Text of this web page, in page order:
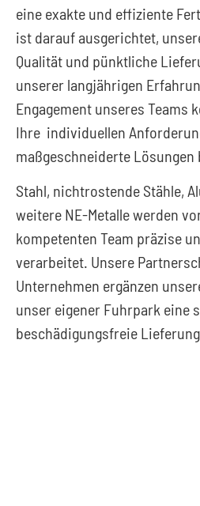
eine exakte und effiziente
ist darauf ausgerichtet,
Qualität und pünktliche
unserer langjährigen
Engagement unseres Teams
Ihre individuellen
maßgeschneiderte Lösungen
Stahl, nichtrostende Stähle,
weitere NE-Metalle werden
kompetenten Team präzise
verarbeitet. Unsere
Unternehmen ergänzen
unser eigener Fuhrpark eine
beschädigungsfreie